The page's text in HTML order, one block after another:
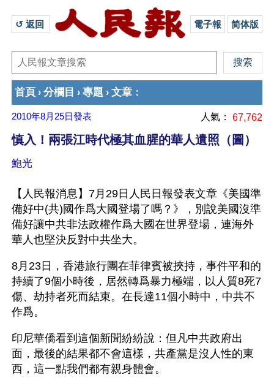
↺ 返回 電子報 简体版
首頁 › 分欄目 › 專題 › 文章 ：
2010年8月25日發表 人氣： 67,762
慎入！兩張江時代極其血腥的華人遺照（圖）
鮑光
【人民報消息】7月29日人民日報發表文章《美國準
備好中(共)國作爲大國登場了嗎？》，別說美國沒準
備好讓中共非法政權作爲大國在世界登場，連海外
華人也堅決反對中共坐大。
8月23日，香港旅行團在菲律賓被挾持，事件平和的
持續了9個小時後，居然轉爲暴力極端，以人質8死7
傷、劫持者死而結束。在長達11個小時中，中共不
作爲。
印尼華僑看到這個新聞紛紛說：但凡中共政府出
面，最後的結果都不會這樣，共產黨是沒人性的東
西，這一點我們都有親身體會。